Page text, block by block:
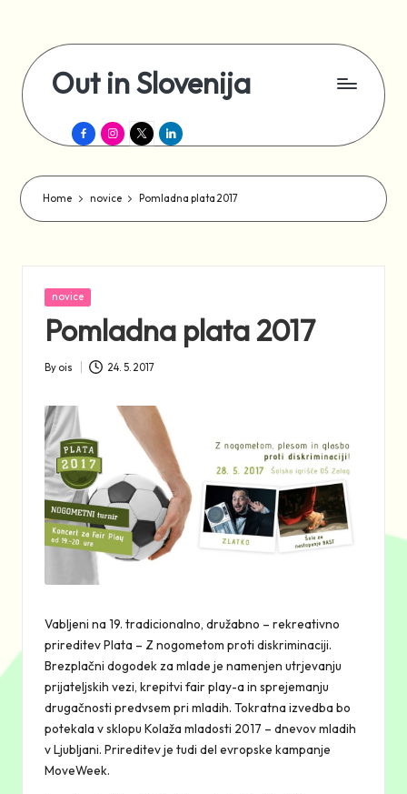
content
Out in Slovenija
rekreacija
druženje
za
FacebookInstagram
X LinkedIn
Home novice Pomladna plata 2017
Posted
novice
Pomladna plata 2017
Posted
By ois 24. 5. 2017
Vabljeni na 19. tradicionalno, družabno – rekreativno
prireditev Plata – Z nogometom proti diskriminaciji.
Brezplačni dogodek za mlade je namenjen utrjevanju
prijateljskih vezi, krepitvi fair play-a in sprejemanju
drugačnosti predvsem pri mladih. Tokratna izvedba bo
potekala v sklopu Kolaža mladosti 2017 – dnevov mladih
v Ljubljani. Prireditev je tudi del evropske kampanje
MoveWeek.